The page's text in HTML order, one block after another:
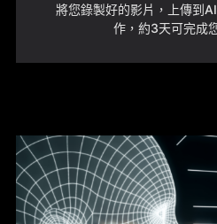
將您錄製好的影片，上傳到
作，約3天可完成